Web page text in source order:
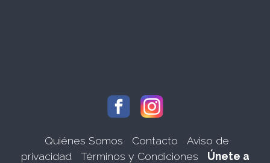
Quiénes Somos Contacto
Aviso de
privacidad
Términos y Condiciones Únete a